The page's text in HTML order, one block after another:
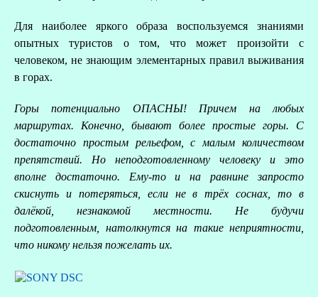
Для наиболее яркого образа воспользуемся знаниями
опытных туристов о том, что может произойти с
человеком, не знающим элементарных правил выживания
в горах.
Горы потенциально ОПАСНЫ! Причем на любых
маршрутах. Конечно, бывают более простые горы. С
достаточно простым рельефом, с малым количеством
препятствий. Но неподготовленному человеку и это
вполне достаточно. Ему-то и на равнине запросто
скиснуть и потеряться, если не в трёх соснах, то в
далёкой, незнакомой местности. Не будучи
подготовленным, натолкнутся на такие неприятности,
что никому нельзя пожелать их.